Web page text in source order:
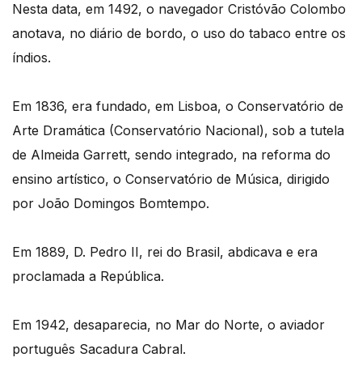
Nesta data, em 1492, o navegador Cristóvão Colombo
anotava, no diário de bordo, o uso do tabaco entre os
índios.
Em 1836, era fundado, em Lisboa, o Conservatório de
Arte Dramática (Conservatório Nacional), sob a tutela
de Almeida Garrett, sendo integrado, na reforma do
ensino artístico, o Conservatório de Música, dirigido
por João Domingos Bomtempo.
Em 1889, D. Pedro II, rei do Brasil, abdicava e era
proclamada a República.
Em 1942, desaparecia, no Mar do Norte, o aviador
português Sacadura Cabral.